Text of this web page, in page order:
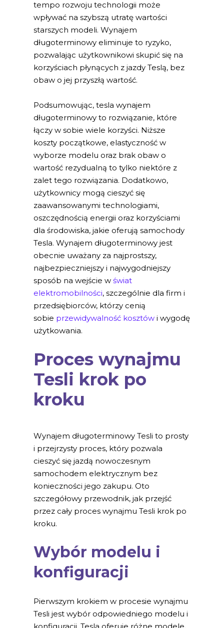
tempo rozwoju technologii może
wpływać na szybszą utratę wartości
starszych modeli. Wynajem
długoterminowy eliminuje to ryzyko,
pozwalając użytkownikowi skupić się na
korzyściach płynących z jazdy Teslą, bez
obaw o jej przyszłą wartość.
Podsumowując, tesla wynajem
długoterminowy to rozwiązanie, które
łączy w sobie wiele korzyści. Niższe
koszty początkowe, elastyczność w
wyborze modelu oraz brak obaw o
wartość rezydualną to tylko niektóre z
zalet tego rozwiązania. Dodatkowo,
użytkownicy mogą cieszyć się
zaawansowanymi technologiami,
oszczędnością energii oraz korzyściami
dla środowiska, jakie oferują samochody
Tesla. Wynajem długoterminowy jest
obecnie uważany za najprostszy,
najbezpieczniejszy i najwygodniejszy
sposób na wejście w świat
elektromobilności, szczególnie dla firm i
przedsiębiorców, którzy cenią
sobie przewidywalność kosztów i wygodę
użytkowania.
Proces wynajmu
Tesli krok po
kroku
Wynajem długoterminowy Tesli to prosty
i przejrzysty proces, który pozwala
cieszyć się jazdą nowoczesnym
samochodem elektrycznym bez
konieczności jego zakupu. Oto
szczegółowy przewodnik, jak przejść
przez cały proces wynajmu Tesli krok po
kroku.
Wybór modelu i
konfiguracji
Pierwszym krokiem w procesie wynajmu
Tesli jest wybór odpowiedniego modelu i